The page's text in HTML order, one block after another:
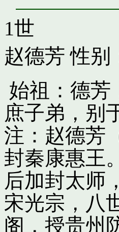
1世
赵德芳 性别
始祖：德芳
庶子弟，别
注：赵德芳
封秦康惠王
后加封太师
宋光宗，八
阁，授贵州